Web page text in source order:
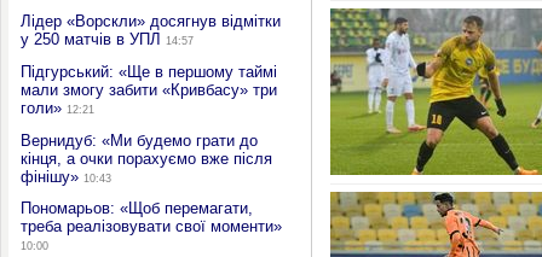
Лідер «Ворскли» досягнув відмітки
у 250 матчів в УПЛ 14:57
Підгурський: «Ще в першому таймі
мали змогу забити «Кривбасу» три
голи» 12:21
Вернидуб: «Ми будемо грати до
кінця, а очки порахуємо вже після
фінішу» 10:43
Пономарьов: «Щоб перемагати,
треба реалізовувати свої моменти»
10:00